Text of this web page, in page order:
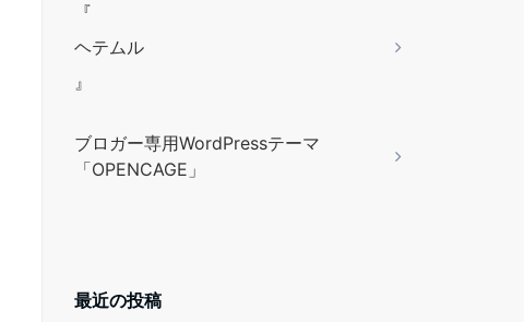
『
ヘテムル
』
ブロガー専用WordPressテーマ
「OPENCAGE」
最近の投稿